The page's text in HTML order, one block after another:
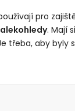
pro
. Mají
třeba, aby byly